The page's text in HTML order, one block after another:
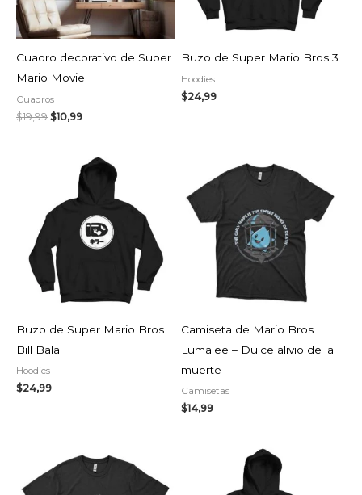
AGOTADO
Cuadro decorativo de Super
Mario Movie
Cuadros
$19,99 $10,99
Buzo de Super Mario Bros 3
Hoodies
$24,99
Buzo de Super Mario Bros
Bill Bala
Hoodies
$24,99
Camiseta de Mario Bros
Lumalee – Dulce alivio de la
muerte
Camisetas
$14,99